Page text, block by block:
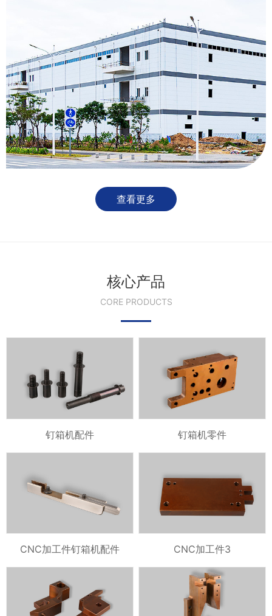
查看更多
核心产品
CORE PRODUCTS
钉箱机配件 钉箱机零件
CNC加工件钉箱机配件 CNC加工件3